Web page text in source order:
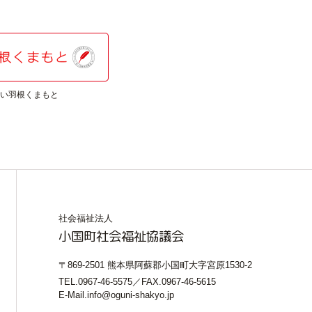
羽根くまもと
社会福祉法人
小国町社会福祉協議会
〒869-2501 熊本県阿蘇郡小国町大字宮原1530-2
TEL.0967-46-5575／FAX.0967-46-5615
E-Mail.info@oguni-shakyo.jp